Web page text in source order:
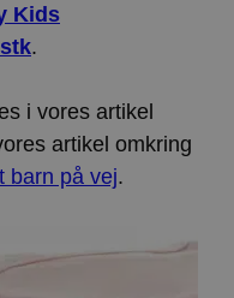
Kids
.
i vores artikel
artikel omkring
barn på vej.